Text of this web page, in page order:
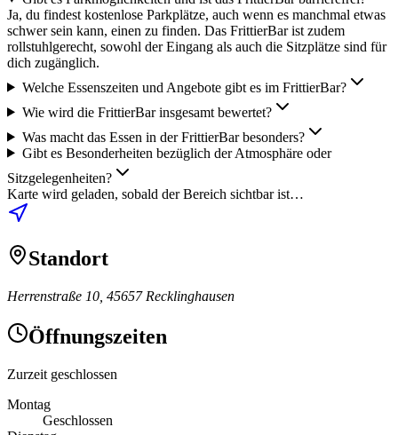
Ja, du findest kostenlose Parkplätze, auch wenn es manchmal etwas
schwer sein kann, einen zu finden. Das FrittierBar ist zudem
rollstuhlgerecht, sowohl der Eingang als auch die Sitzplätze sind für
dich zugänglich.
Welche Essenszeiten und Angebote gibt es im FrittierBar?
Wie wird die FrittierBar insgesamt bewertet?
Was macht das Essen in der FrittierBar besonders?
Gibt es Besonderheiten bezüglich der Atmosphäre oder
Sitzgelegenheiten?
Karte wird geladen, sobald der Bereich sichtbar ist…
Standort
Herrenstraße 10, 45657 Recklinghausen
Öffnungszeiten
Zurzeit geschlossen
Montag
Geschlossen